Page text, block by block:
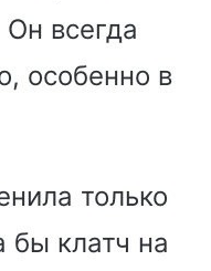
всегда
особенно в
только
бы клатч на